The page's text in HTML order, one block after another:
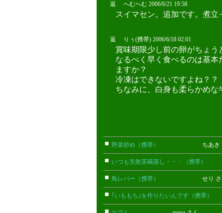
返 へむへむ 2006/6/21 19:58
スイマセン。追加です。煮
返 りぅ(携帯) 2006/6/18 02:01
賞味期限少し前の卵がちょ
なるべく早く食べるのは基
ますか？
冷凍はできないですよね？？
ちなみに、白身も柔らかめ
野菜炒め（携帯） ちあき
いつも失敗茶碗蒸し・・・（携帯）
鳥レバー（携帯） せり さ
｢いももち｣を作りたいんです（携帯）